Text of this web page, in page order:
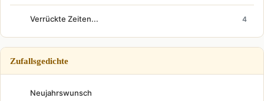
Verrückte Zeiten... 4
Zufallsgedichte
Neujahrswunsch